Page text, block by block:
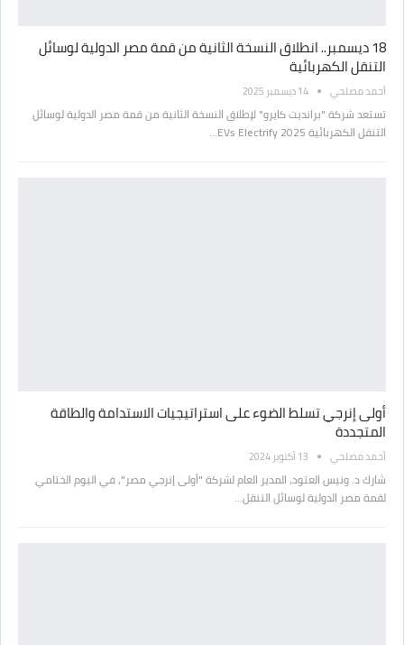
18 ديسمبر.. انطلاق النسخة الثانية من قمة مصر الدولية لوسائل
التنقل الكهربائية
أحمد مصلحي 14 ديسمبر 2025
تستعد شركة "برانديت كايرو" لإطلاق النسخة الثانية من قمة مصر الدولية لوسائل
التنقل الكهربائية 2025 EVs Electrify…
أولى إنرجي تسلط الضوء على استراتيجيات الاستدامة والطاقة
المتجددة
أحمد مصلحي 13 أكتوبر 2024
شارك د. ونيس العتود، المدير العام لشركة "أولى إنرجي مصر"، في اليوم الختامي
لقمة مصر الدولية لوسائل التنقل…